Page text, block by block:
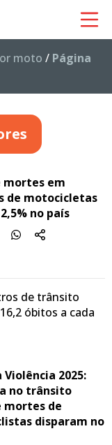
moto / Página
mortes em
de motocicletas
no país
de trânsito
óbitos a cada
2025:
no trânsito
mortes de
disparam no